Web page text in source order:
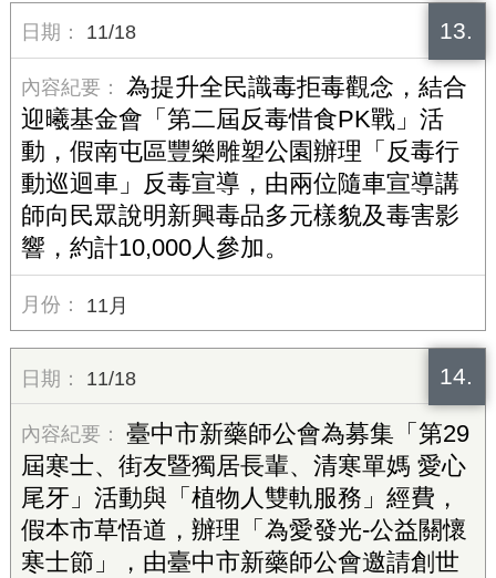
13.
11/18
為提升全民識毒拒毒觀念，結合
迎曦基金會「第二屆反毒惜食PK戰」活
動，假南屯區豐樂雕塑公園辦理「反毒行
動巡迴車」反毒宣導，由兩位隨車宣導講
師向民眾說明新興毒品多元樣貌及毒害影
響，約計10,000人參加。
11月
14.
11/18
臺中市新藥師公會為募集「第29
屆寒士、街友暨獨居長輩、清寒單媽 愛心
尾牙」活動與「植物人雙軌服務」經費，
假本市草悟道，辦理「為愛發光-公益關懷
寒士節」，由臺中市新藥師公會邀請創世